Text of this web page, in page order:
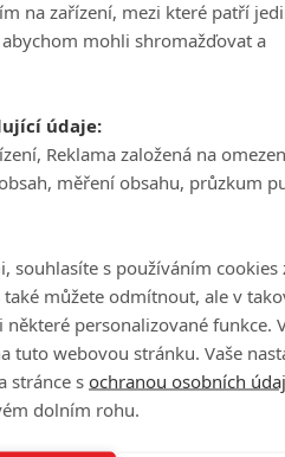
herečku
Zdroj:Deadline 1,2
+ 1 fotka
na zařízení, mezi které patří
mohli shromažďovat a
údaje:
Reklama založená na
měření obsahu, průzkum
souhlasíte s používáním cookies
můžete odmítnout, ale v
personalizované funkce.
tuto webovou stránku. Vaše
stránce s ochranou osobních
dolním rohu.